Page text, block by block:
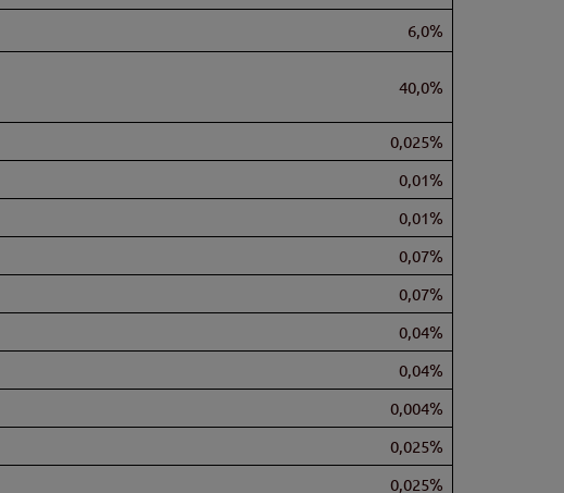
6,0%
40,0%
0,025%
0,01%
0,01%
0,07%
0,07%
0,04%
0,04%
0,004%
0,025%
0,025%